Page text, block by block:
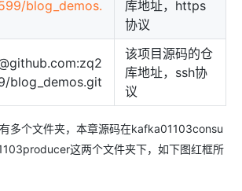
blog_demos.
库地址，https
协议
blog_demos.git
该项目源码的仓
库地址，ssh协
议
多个文件夹，本章源码在kafka01103consu
这两个文件夹下，如下图红框所